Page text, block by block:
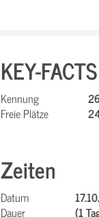
KEY-FACTS
Kennung
Freie Plätze
Zeiten
Datum
Dauer
(1